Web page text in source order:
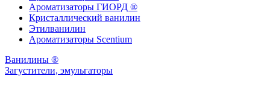
Ароматизаторы ГИОРД ®
Кристаллический ванилин
Этилванилин
Ароматизаторы Scentium
Ванилины ®
Загустители, эмульгаторы